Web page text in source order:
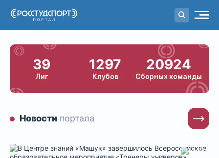
Порталстуденческого спорта
Национальный портал
39
Лиг
1297
Клубов
20924
Сборных команды
Новости портала